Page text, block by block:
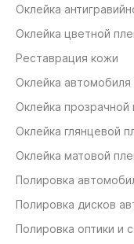
Оклейка
Оклейка цветной
Реставрация кожи
Оклейка автомобиля
Оклейка прозрачной
Оклейка глянцевой
Оклейка матовой
Полировка
Полировка дисков
Полировка оптики и